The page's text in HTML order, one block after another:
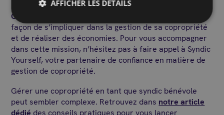
Opter pour un syndic bénévole
façon de s’impliquer dans la gestion de sa copropriété
et de réaliser des économies. Pour vous accompagner
dans cette mission, n’hésitez pas à faire appel à Syndic
Yourself, votre partenaire de confiance en matière de
gestion de copropriété.
Gérer une copropriété en tant que syndic bénévole
peut sembler complexe. Retrouvez dans notre article
dédié des conseils pratiques pour vous lancer
AFFICHER LES DÉTAILS